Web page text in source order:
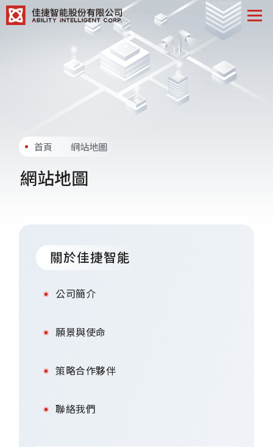
首頁 網站地圖
網站地圖
關於佳捷智能
公司簡介
願景與使命
策略合作夥伴
聯絡我們